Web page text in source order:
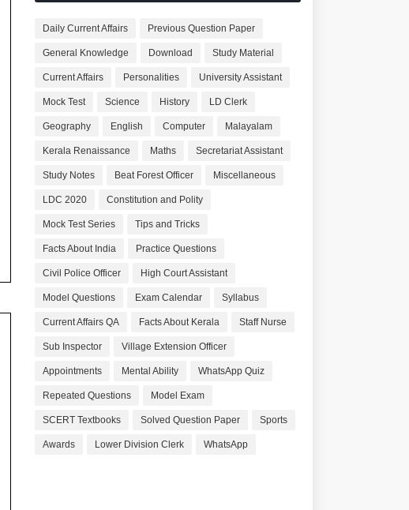
Daily Current Affairs Previous Question Paper
General Knowledge Download Study Material
Current Affairs Personalities University Assistant
Mock Test Science History LD Clerk
Geography English Computer Malayalam
Kerala Renaissance Maths Secretariat Assistant
Study Notes Beat Forest Officer Miscellaneous
LDC 2020 Constitution and Polity
Mock Test Series Tips and Tricks
Facts About India Practice Questions
Civil Police Officer High Court Assistant
Model Questions Exam Calendar Syllabus
Current Affairs QA Facts About Kerala Staff Nurse
Sub Inspector Village Extension Officer
Appointments Mental Ability WhatsApp Quiz
Repeated Questions Model Exam
SCERT Textbooks Solved Question Paper Sports
Awards Lower Division Clerk WhatsApp